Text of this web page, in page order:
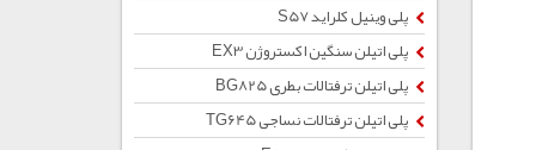
پلی وینیل کلراید S57
پلی اتیلن سنگین اکستروژن EX3
پلی اتیلن ترفتالات بطری BG825
پلی اتیلن ترفتالات نساجی TG645